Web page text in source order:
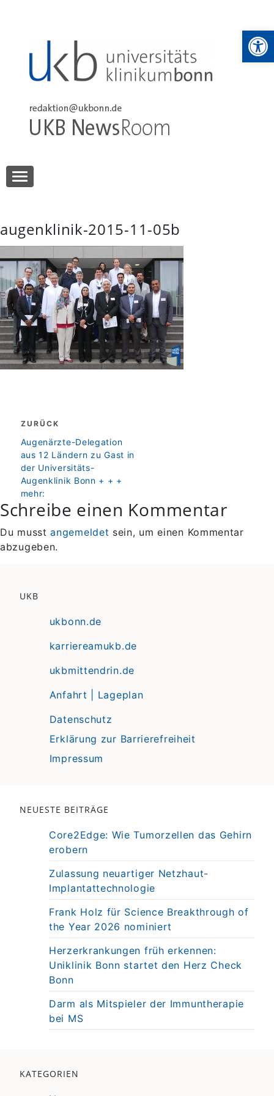
UKB NewsRoom
augenklinik-2015-11-05b
Beitragsnavigation
ZURÜCK
zurück
Augenärzte-Delegation
aus 12 Ländern zu Gast in
der Universitäts-
Augenklinik Bonn + + +
mehr:
Schreibe einen Kommentar
Du musstangemeldet sein, um einen Kommentar
abzugeben.
UKB
ukbonn.de
karriereamukb.de
ukbmittendrin.de
Anfahrt | Lageplan
Datenschutz
Erklärung zur Barrierefreiheit
Impressum
NEUESTE BEITRÄGE
Core2Edge: Wie Tumorzellen das Gehirn
erobern
Zulassung neuartiger Netzhaut-
Implantattechnologie
Frank Holz für Science Breakthrough of
the Year 2026 nominiert
Herzerkrankungen früh erkennen:
Uniklinik Bonn startet den Herz Check
Bonn
Darm als Mitspieler der Immuntherapie
bei MS
KATEGORIEN